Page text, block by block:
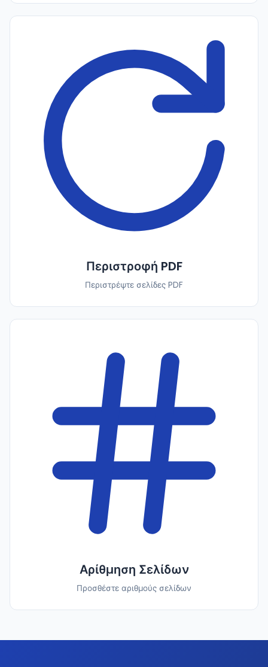
Περιστροφή PDF
Περιστρέψτε σελίδες PDF
Αρίθμηση Σελίδων
Προσθέστε αριθμούς σελίδων